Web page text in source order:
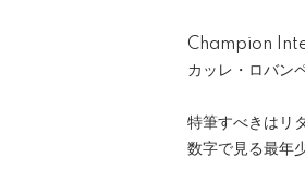
Champion
カッレ・ロバン
特筆すべきはリ
数字で見る最年